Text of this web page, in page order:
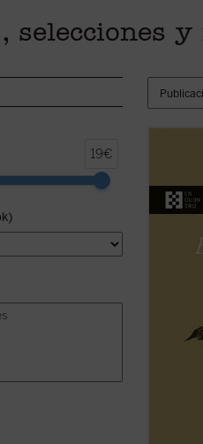
selecciones
19€
En
corazón
donde